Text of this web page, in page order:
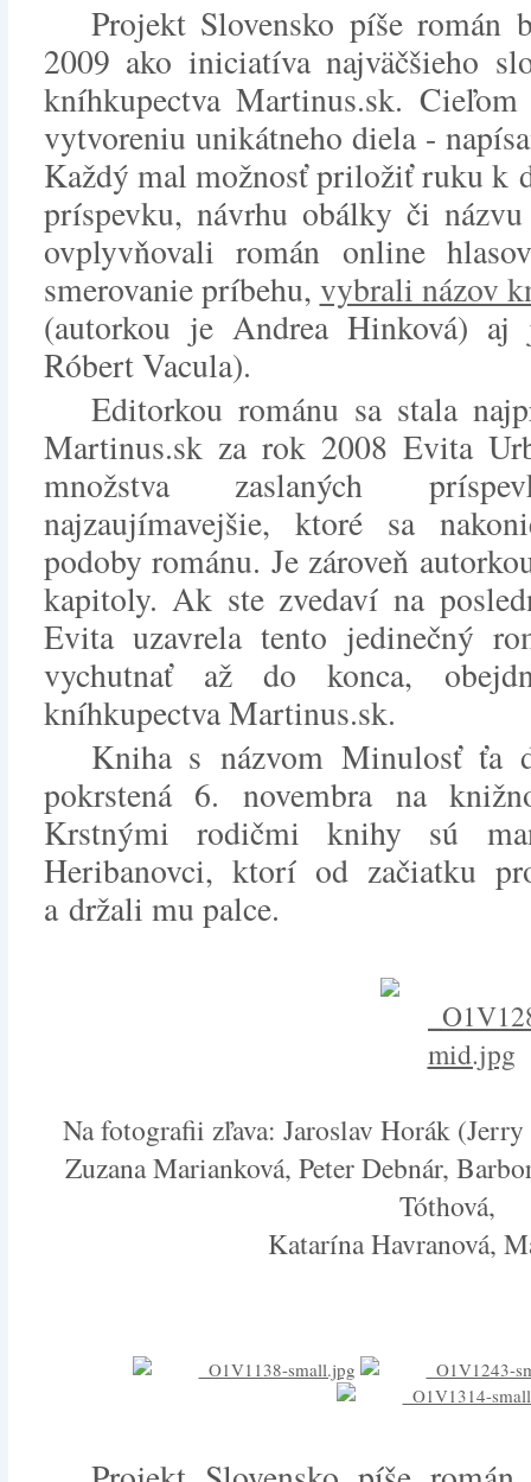
Projekt Slovensko píše
2009 ako iniciatíva najväčšieho
kníhkupectva Martinus.sk.
vytvoreniu unikátneho diela -
Každý mal možnosť priložiť ruku k
príspevku, návrhu obálky či
ovplyvňovali román online
smerovanie príbehu, vybrali názov
(autorkou je Andrea Hinková) aj
Róbert Vacula).
Editorkou románu sa stala
Martinus.sk za rok 2008 Evita
množstva zaslaných
najzaujímavejšie, ktoré sa
podoby románu. Je zároveň
kapitoly. Ak ste zvedaví na
Evita uzavrela tento jedinečný
vychutnať až do konca,
kníhkupectva Martinus.sk.
Kniha s názvom Minulosť ťa
pokrstená 6. novembra na
Krstnými rodičmi knihy sú
Heribanovci, ktorí od začiatku
a držali mu palce.
Na fotografii zľava: Jaroslav Horák
Zuzana Marianková, Peter Debnár,
Tóthová,
Katarína Havranová,